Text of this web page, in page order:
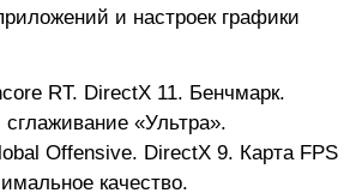
и настроек графики
RT. DirectX 11. Бенчмарк.
«Ультра».
Offensive. DirectX 9. Карта FPS
качество.